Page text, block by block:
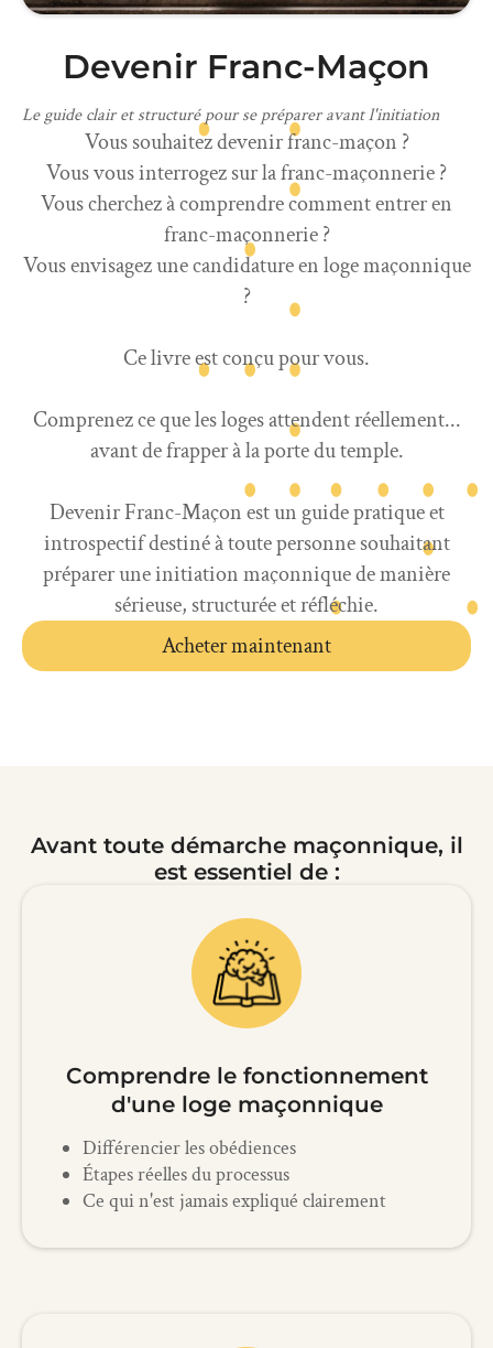
Devenir Franc-Maçon
Le guide clair et structuré pour se préparer avant l'initiation
Vous souhaitez devenir franc-maçon ?
Vous vous interrogez sur la franc-maçonnerie ?
Vous cherchez à comprendre comment entrer en
franc-maçonnerie ?
Vous envisagez une candidature en loge maçonnique
?
Ce livre est conçu pour vous.
Comprenez ce que les loges attendent réellement...
avant de frapper à la porte du temple.
Devenir Franc-Maçon est un guide pratique et
introspectif destiné à toute personne souhaitant
préparer une initiation maçonnique de manière
sérieuse, structurée et réfléchie.
Acheter maintenant
Avant toute démarche maçonnique, il
est essentiel de :
Comprendre le fonctionnement
d'une loge maçonnique
Différencier les obédiences
Étapes réelles du processus
Ce qui n'est jamais expliqué clairement